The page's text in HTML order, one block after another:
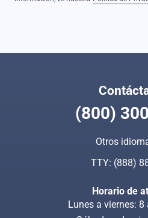
Busca en CoveredCa.com
(800)
Otros
TTY: (888)
Horario de
Lunes a viernes: 8